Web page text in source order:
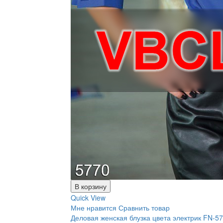
В корзину
Quick View
Мне нравится Сравнить товар
Деловая женская блузка цвета электрик FN-